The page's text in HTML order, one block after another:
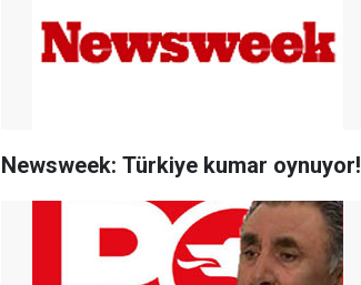
Newsweek: Türkiye kumar oynuyor!